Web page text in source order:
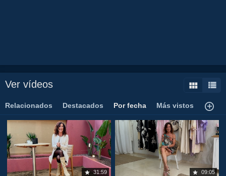
Ver vídeos
Relacionados Destacados Por fecha Más vistos
31:59 09:05